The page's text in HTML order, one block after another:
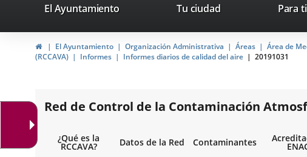
Ayuntamiento
de
Valladolid
valladolid.es
El Ayuntamiento Tu ciudad Para ti
HomeEl Ayuntamiento Organización Administrativa Áreas Área de
(RCCAVA)
Informes Informes diarios de calidad del aire 20191031
Red de Control de la Contaminación
¿Qué es la
RCCAVA? Datos de la Red Contaminantes